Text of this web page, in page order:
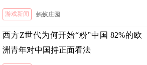
游戏新闻 蚂蚁庄园
西方Z世代为何开始“粉”中国 82%的欧
洲青年对中国持正面看法